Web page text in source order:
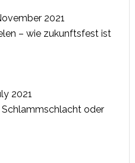
2021
– wie zukunftsfest ist
2021
oder